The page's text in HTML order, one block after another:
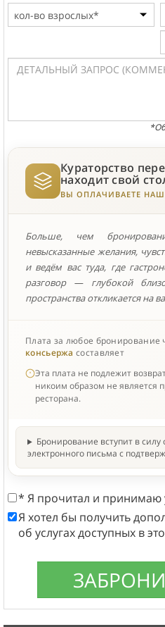
Кураторство
находит свой
ВЫ ОПЛАЧИВАЕТЕ
Больше, чем
невысказанные желания,
и ведём вас туда, где
разговор — глубокой
пространства откликается на
Плата за любое бронирование
консьержа составляет
Эта плата не подлежит
никоим образом не является
ресторана.
Бронирование вступит в
электронного письма с
* Я прочитал и принимаю
Я хотел бы получить
об услугах доступных в